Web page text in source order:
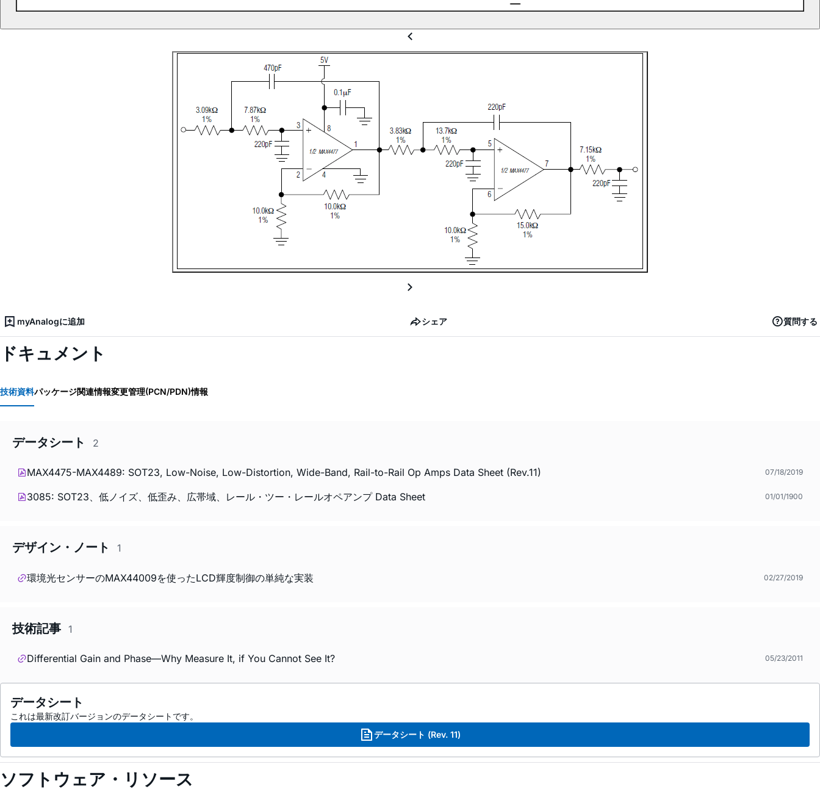
myAnalogに追加 シェア 質問する
ドキュメント
技術資料パッケージ関連情報変更管理(PCN/PDN)情報
データシート 2
MAX4475-MAX4489: SOT23, Low-Noise, Low-Distortion, Wide-Band, Rail-to-Rail Op Amps Data Sheet (Rev.11) 07/18/2019
3085: SOT23、低ノイズ、低歪み、広帯域、レール・ツー・レールオペアンプ Data Sheet 01/01/1900
デザイン・ノート 1
環境光センサーのMAX44009を使ったLCD輝度制御の単純な実装 02/27/2019
技術記事 1
Differential Gain and Phase—Why Measure It, if You Cannot See It? 05/23/2011
データシート
これは最新改訂バージョンのデータシートです。
データシート (Rev. 11)
ソフトウェア・リソース